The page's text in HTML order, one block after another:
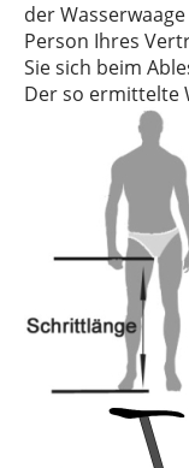
der
Person Ihres
Sie sich beim
Der so ermittelte